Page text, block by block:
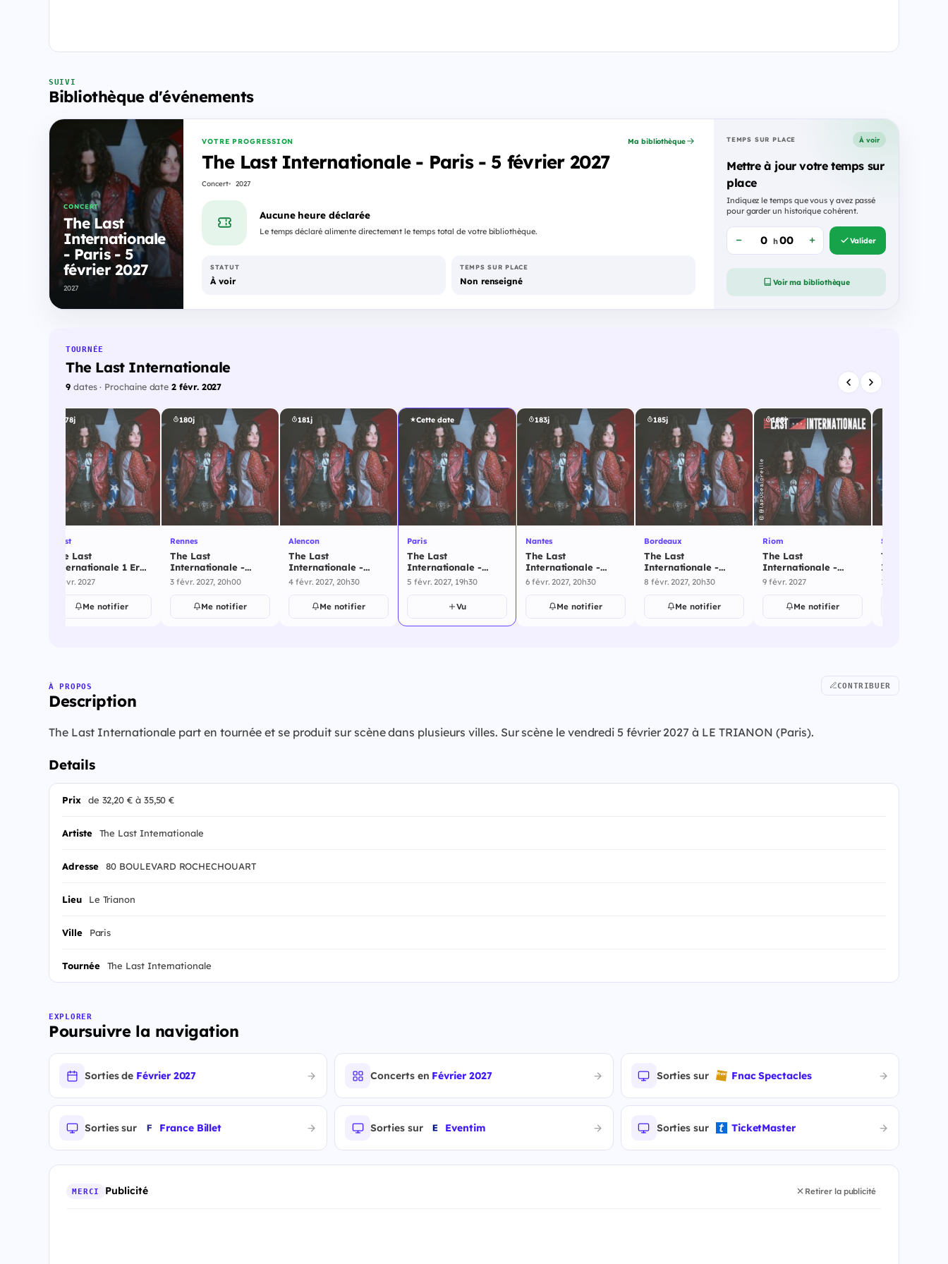
SUIVI
Bibliothèque d'événements
CONCERT
The Last
Internationale
- Paris - 5
février 2027
2027
VOTRE PROGRESSION
The Last Internationale - Paris - 5 février 2027
Concert 2027
Ma bibliothèque
Aucune heure déclarée
Le temps déclaré alimente directement le temps total de votre bibliothèque.
STATUT
À voir
TEMPS SUR PLACE
Non renseigné
TEMPS SUR PLACE À voir
Mettre à jour votre temps sur
place
Indiquez le temps que vous y avez passé
pour garder un historique cohérent.
h Valider
Voir ma bibliothèque
TOURNÉE
The Last Internationale
9dates · Prochaine date2 févr. 2027
178j
Brest
The Last
Internationale 1 Ere
Partie - Brest - 2
2 févr. 2027
Me notifier
180j
Rennes
The Last
Internationale -
Rennes - 3 février
3 févr. 2027, 20h00
Me notifier
181j
Alencon
The Last
Internationale -
Alencon - 4 février
4 févr. 2027, 20h30
Me notifier
Cette date
Paris
The Last
Internationale -
Paris - 5 février 2027
5 févr. 2027, 19h30
Vu
183j
Nantes
The Last
Internationale -
Nantes - 6 février
6 févr. 2027, 20h30
Me notifier
185j
Bordeaux
The Last
Internationale -
Bordeaux - 8 février
8 févr. 2027, 20h30
Me notifier
185j
Riom
The Last
Internationale -
Riom - 9 février 2027
9 févr. 2027
Me notifier
Strasbourg
The Last
Strasbourg -
10 févr. 2027,
À PROPOS
Description
CONTRIBUER
The Last Internationale part en tournée et se produit sur scène dans plusieurs villes. Sur scène le vendredi 5 février 2027 à LE TRIANON (Paris).
Details
Prix de 32,20 € à 35,50 €
Artiste The Last Internationale
Adresse 80 BOULEVARD ROCHECHOUART
Lieu Le Trianon
Ville Paris
Tournée The Last Internationale
EXPLORER
Poursuivre la navigation
Sorties de Février 2027 Concerts en Février 2027 Sorties sur Fnac Spectacles
Sorties sur France Billet Sorties sur Eventim Sorties sur TicketMaster
MERCI Publicité Retirer la publicité